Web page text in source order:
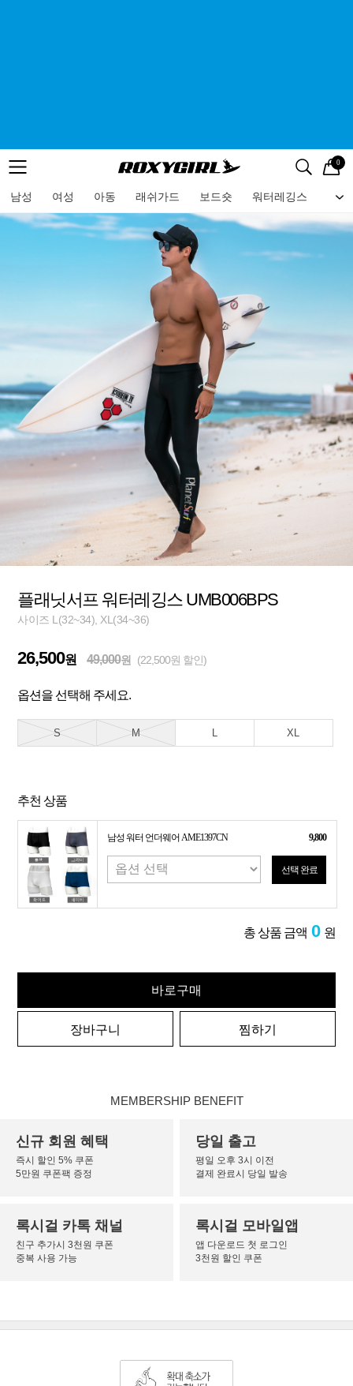
메뉴 검색
로고 0
남성 여성 아동 래쉬가드 보드숏 워터레깅스 비
메뉴
플래닛서프 워터레깅스 UMB006BPS
사이즈 L(32~34), XL(34~36)
26,500원 49,000원 (22,500원 할인)
옵션을 선택해 주세요.
S M L XL
추천 상품
남성 워터 언더웨어 AME1397CN 9,800
선택 완료
총 상품 금액 0 원
바로구매
장바구니 찜하기
MEMBERSHIP BENEFIT
신규 회원 혜택
즉시 할인 5% 쿠폰
5만원 쿠폰팩 증정
당일 출고
평일 오후 3시 이전
결제 완료시 당일 발송
록시걸 카톡 채널
친구 추가시 3천원 쿠폰
중복 사용 가능
록시걸 모바일앱
앱 다운로드 첫 로그인
3천원 할인 쿠폰